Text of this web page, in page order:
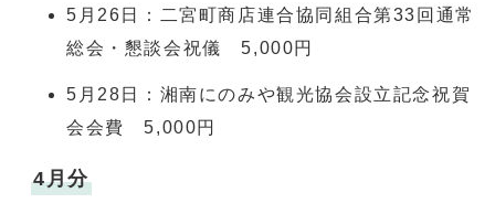
5月26日：二宮町商店連合協同組合第33回通常
総会・懇談会祝儀 5,000円
5月28日：湘南にのみや観光協会設立記念祝賀
会会費 5,000円
4月分